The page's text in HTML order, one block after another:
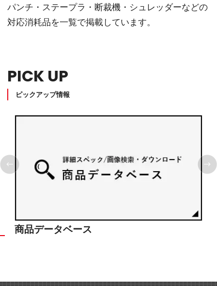
パンチ・ステープラ・断裁機・シュレッダーなどの
対応消耗品を一覧で掲載しています。
PICK UP
ピックアップ情報
商品データベース